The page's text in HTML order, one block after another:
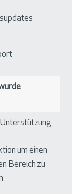
um einen
Bereich zu